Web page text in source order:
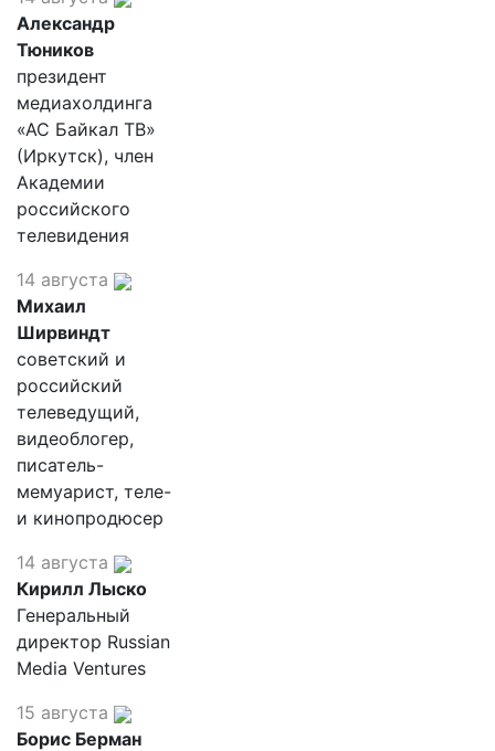
Александр
Тюников
президент
медиахолдинга
«АС Байкал ТВ»
(Иркутск), член
Академии
российского
телевидения
14 августа
Михаил
Ширвиндт
советский и
российский
телеведущий,
видеоблогер,
писатель-
мемуарист, теле-
и кинопродюсер
14 августа
Кирилл Лыско
Генеральный
директор Russian
Media Ventures
15 августа
Борис Берман